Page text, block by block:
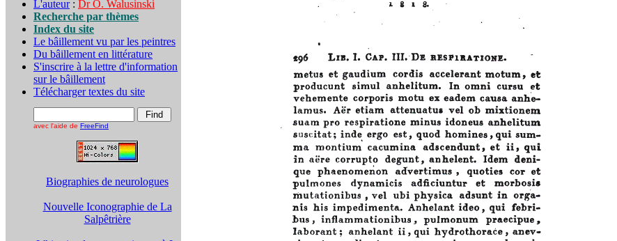
L'auteur: Dr O. Walusinski
Recherche par thèmes
Index du site
Le bâillement vu par les peintres
Du bâillement en littérature
S'inscrire à la lettre d'information
sur le bâillement
Télécharger textes du site
avec l'aide de FreeFind
Biographies de neurologues
Nouvelle Iconographie de La
Salpêtrière